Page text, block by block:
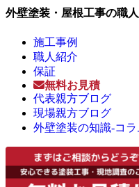
外壁塗装・屋根工事の職
施工事例
職人紹介
保証
無料お見積
代表親方ブログ
現場親方ブログ
外壁塗装の知識-コラ